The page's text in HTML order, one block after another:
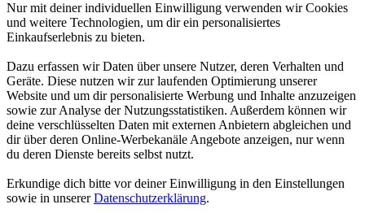
Nur mit deiner individuellen Einwilligung verwenden wir Cookies
und weitere Technologien, um dir ein personalisiertes
Einkaufserlebnis zu bieten.
Dazu erfassen wir Daten über unsere Nutzer, deren Verhalten und
Geräte. Diese nutzen wir zur laufenden Optimierung unserer
Website und um dir personalisierte Werbung und Inhalte anzuzeigen
sowie zur Analyse der Nutzungsstatistiken. Außerdem können wir
deine verschlüsselten Daten mit externen Anbietern abgleichen und
dir über deren Online-Werbekanäle Angebote anzeigen, nur wenn
du deren Dienste bereits selbst nutzt.
Erkundige dich bitte vor deiner Einwilligung in den Einstellungen
sowie in unsererDatenschutzerklärung.